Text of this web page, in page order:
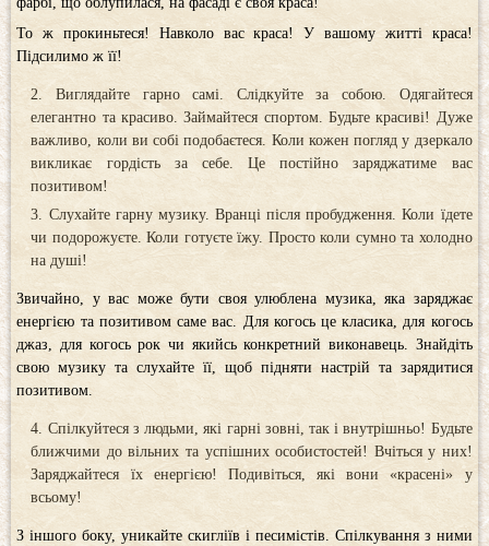
То ж прокиньтеся! Навколо вас краса! У вашому житті краса!
Підсилимо ж її!
Виглядайте гарно самі. Слідкуйте за собою. Одягайтеся
елегантно та красиво. Займайтеся спортом. Будьте красиві! Дуже
важливо, коли ви собі подобаєтеся. Коли кожен погляд у дзеркало
викликає гордість за себе. Це постійно заряджатиме вас
позитивом!
Слухайте гарну музику. Вранці після пробудження. Коли їдете
чи подорожуєте. Коли готуєте їжу. Просто коли сумно та холодно
на душі!
Звичайно, у вас може бути своя улюблена музика, яка заряджає
енергією та позитивом саме вас. Для когось це класика, для когось
джаз, для когось рок чи якийсь конкретний виконавець. Знайдіть
свою музику та слухайте її, щоб підняти настрій та зарядитися
позитивом.
Спілкуйтеся з людьми, які гарні зовні, так і внутрішньо! Будьте
ближчими до вільних та успішних особистостей! Вчіться у них!
Заряджайтеся їх енергією! Подивіться, які вони «красені» у
всьому!
З іншого боку, уникайте скигліїв і песимістів. Спілкування з ними